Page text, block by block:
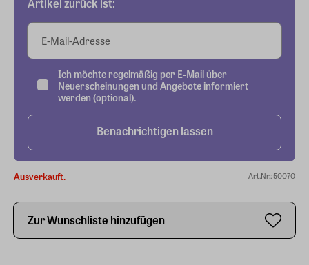
E-Mail-Adresse
Ich möchte regelmäßig per E-Mail über
Neuerscheinungen und Angebote informiert
werden (optional).
Benachrichtigen lassen
Ausverkauft. Art.Nr.: 50070
Zur Wunschliste hinzufügen